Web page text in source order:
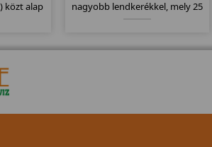
közt alap
és
nagyobb lendkerékkel, mely 25
Computere kompatibilis a